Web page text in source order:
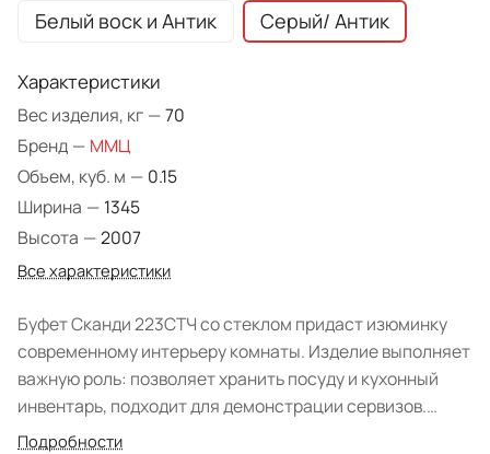
Белый воск и Антик Серый/ Антик
Характеристики
Вес изделия, кг —70
Бренд — ММЦ
Объем, куб. м — 0.15
Ширина — 1345
Высота —2007
Все характеристики
Буфет Сканди 223СТЧ со стеклом придаст изюминку
современному интерьеру комнаты. Изделие выполняет
важную роль: позволяет хранить посуду и кухонный
инвентарь, подходит для демонстрации сервизов.
Стильная модель отлично впишется в гостиную,
Подробности